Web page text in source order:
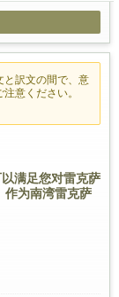
と訳文の間で、意
意ください。
满足您对雷克萨
作为南湾雷克萨